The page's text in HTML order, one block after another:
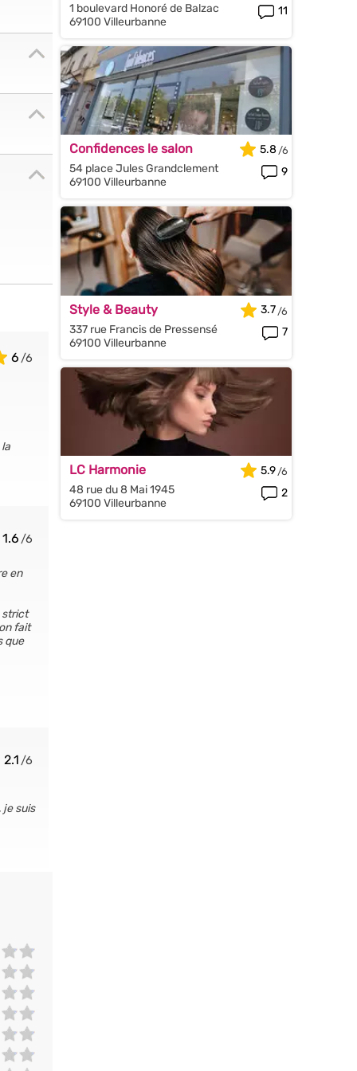
6
1.6
en
strict
fait
que
2.1
je suis
1 boulevard Honoré de Balzac
69100 Villeurbanne
11
Confidences le salon
54 place Jules Grandclement
69100 Villeurbanne
5.8
9
Style & Beauty
337 rue Francis de Pressensé
69100 Villeurbanne
3.7
7
LC Harmonie
48 rue du 8 Mai 1945
69100 Villeurbanne
5.9
2